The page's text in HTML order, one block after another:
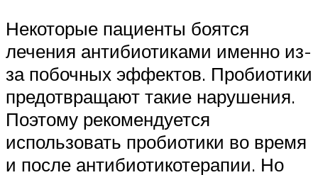
Некоторые пациенты боятся
лечения антибиотиками именно из-
за побочных эффектов. Пробиотики
предотвращают такие нарушения.
Поэтому рекомендуется
использовать пробиотики во время
и после антибиотикотерапии. Но